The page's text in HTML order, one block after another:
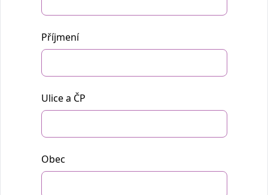
pole.
Příjmení
Ulice a ČP
Obec